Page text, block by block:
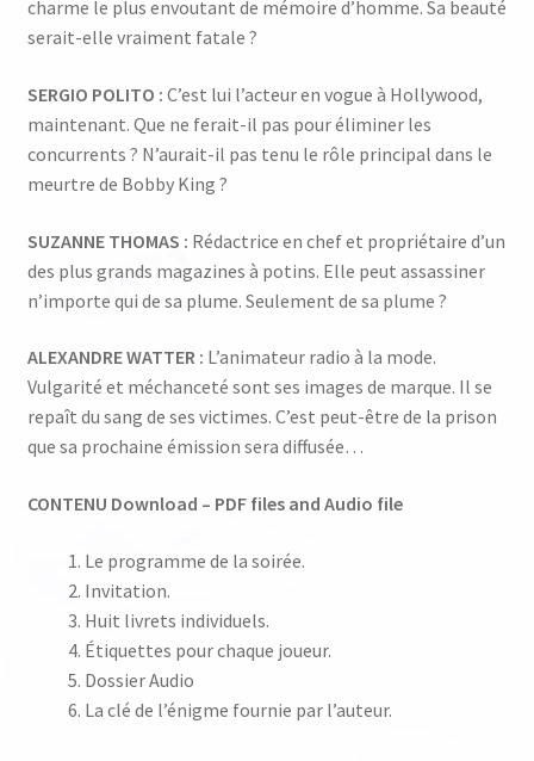
charme le plus envoutant de mémoire d’homme. Sa beauté
serait-elle vraiment fatale ?
SERGIO POLITO : C’est lui l’acteur en vogue à Hollywood,
maintenant. Que ne ferait-il pas pour éliminer les
concurrents ? N’aurait-il pas tenu le rôle principal dans le
meurtre de Bobby King ?
SUZANNE THOMAS : Rédactrice en chef et propriétaire d’un
des plus grands magazines à potins. Elle peut assassiner
n’importe qui de sa plume. Seulement de sa plume ?
ALEXANDRE WATTER : L’animateur radio à la mode.
Vulgarité et méchanceté sont ses images de marque. Il se
repaît du sang de ses victimes. C’est peut-être de la prison
que sa prochaine émission sera diffusée…
CONTENU Download – PDF files and Audio file
Le programme de la soirée.
Invitation.
Huit livrets individuels.
Étiquettes pour chaque joueur.
Dossier Audio
La clé de l’énigme fournie par l’auteur.